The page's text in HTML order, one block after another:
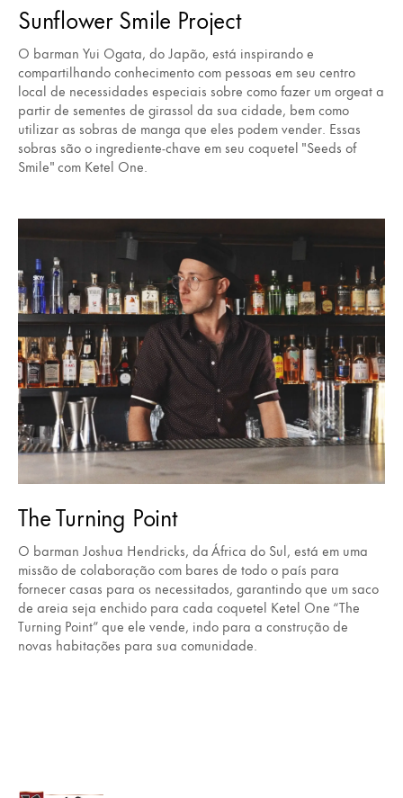
Sunflower Smile Project
O barman Yui Ogata, do Japão, está inspirando e
compartilhando conhecimento com pessoas em seu centro
local de necessidades especiais sobre como fazer um orgeat a
partir de sementes de girassol da sua cidade, bem como
utilizar as sobras de manga que eles podem vender. Essas
sobras são o ingrediente-chave em seu coquetel "Seeds of
Smile" com Ketel One.
The Turning Point
O barman Joshua Hendricks, da África do Sul, está em uma
missão de colaboração com bares de todo o país para
fornecer casas para os necessitados, garantindo que um saco
de areia seja enchido para cada coquetel Ketel One “The
Turning Point” que ele vende, indo para a construção de
novas habitações para sua comunidade.